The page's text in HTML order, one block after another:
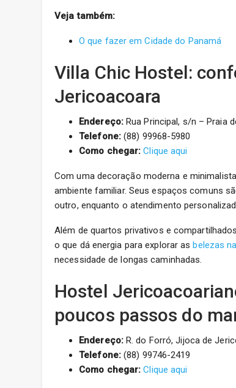
Veja também:
O que fazer em Cidade do Panamá
Villa Chic Hostel:
Jericoacoara
Endereço:Rua Principal, s/n – Praia
Telefone:(88) 99968-5980
Como chegar: Clique aqui
Com uma decoração moderna e
ambiente familiar. Seus espaços comuns
outro, enquanto o atendimento
Além de quartos privativos e
o que dá energia para explorar asbelezas
necessidade de longas caminhadas.
Hostel
poucos passos do
Endereço:R. do Forró, Jijoca de
Telefone:(88) 99746-2419
Como chegar: Clique aqui